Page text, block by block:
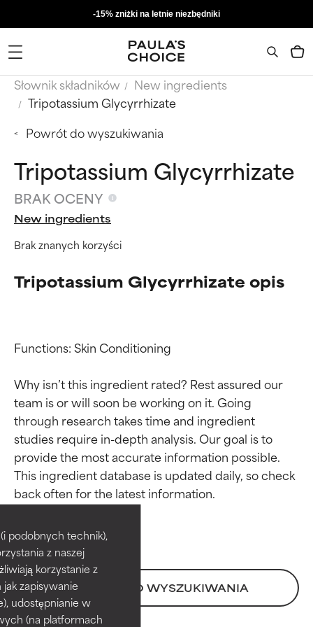
podobnych technik),
z naszej
korzystanie z
zapisywanie
udostępnianie w
(na platformach
-15% zniżki na letnie niezbędniki
Słownik składników
New ingredients
Tripotassium Glycyrrhizate
Powrót do wyszukiwania
Tripotassium Glycyrrhizate
BRAK OCENY
New ingredients
Brak znanych korzyści
Tripotassium Glycyrrhizate opis
Functions: Skin Conditioning
Why isn’t this ingredient rated? Rest assured our
team is or will soon be working on it. Going
through research takes time and ingredient
studies require in-depth analysis. Our goal is to
provide the most accurate information possible.
This ingredient database is updated daily, so check
POWRÓT DO WYSZUKIWANIA
Oceny składników
BEST
Udowodnione i potwierdzone
przez niezależne badania.
Wyjątkowy składnik aktywny
odpowiedni dla większości
typów skóry i problemów
Oceny składników
BEST
Udowodnione i potwierdzone
przez niezależne badania.
Wyjątkowy składnik aktywny
odpowiedni dla większości
typów skóry i problemów